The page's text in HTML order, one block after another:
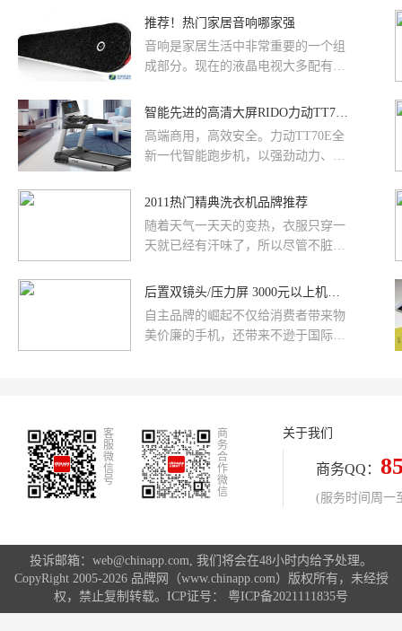
大战准备，力推旗下大屏手机，以...
推荐！热门家居音响哪家强
音响是家居生活中非常重要的一个组
成部分。现在的液晶电视大多配有音
撼、更逼真的听觉盛宴。小编今天为
哪一款符合你的心意吧~
智能先进的高清大屏RIDO力动TT70E智能跑步机
高端商用，高效安全。力动TT70E全
新一代智能跑步机，以强劲动力、舒
势，重新定义商用跑步机美学，让您
2011热门精典洗衣机品牌推荐
随着天气一天天的变热，衣服只穿一
天就已经有汗味了，所以尽管不脏，
族来说每天洗衣服也确实够麻烦的，
了很多家庭迫切的需求。下面小编就
为你推荐几款精典耐用的洗衣机品牌
后置双镜头/压力屏 3000元以上机型推荐
自主品牌的崛起不仅给消费者带来物
美价廉的手机，还带来不逊于国际品
系统进行深度优化，虽然每家的OS各
具特色，但万变不离其宗，长时间使
用后还能够流畅运行是彰显厂商实力
的重要因素之一。特别是在消费者觉
客
服
微
信
号
商
务
合
作
微
信
关于我们
商务QQ：
(服务时间周一
投诉邮箱：web@chinapp.com, 我们将会在48小时内给予处理。
CopyRight 2005-2026 品牌网（www.chinapp.com）版权所有，未经授
权，禁止复制转载。ICP证号： 粤ICP备2021111835号